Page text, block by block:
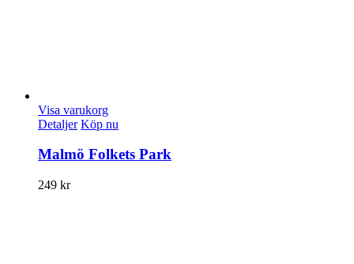
Visa varukorg
Detaljer Köp nu
Malmö Folkets Park
249 kr